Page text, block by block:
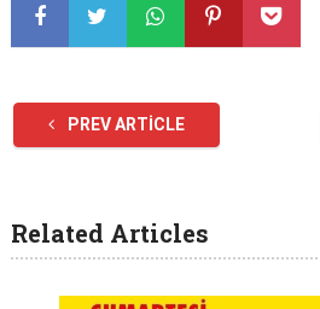
PREV ARTICLE
Related Articles